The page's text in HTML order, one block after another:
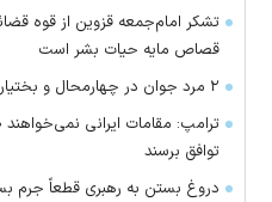
تشکر امام‌جمعه قزوین از قوه
قصاص مایه حیات بشر است
۲ مرد جوان در چهارمحال و بختیاری غرق شدند
ترامپ: مقامات ایرانی
توافق برسند
دروغ بستن به رهبری قطعاً جرم